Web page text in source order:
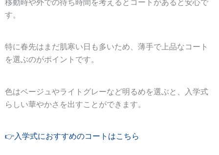
移動時や外での待ち時間を考えるとコートがあると安心で
す。
特に春先はまだ肌寒い日も多いため、薄手で上品なコート
を選ぶのがポイントです。
色はベージュやライトグレーなど明るめを選ぶと、入学式
らしい華やかさを出すことができます。
👉入学式におすすめのコートはこちら